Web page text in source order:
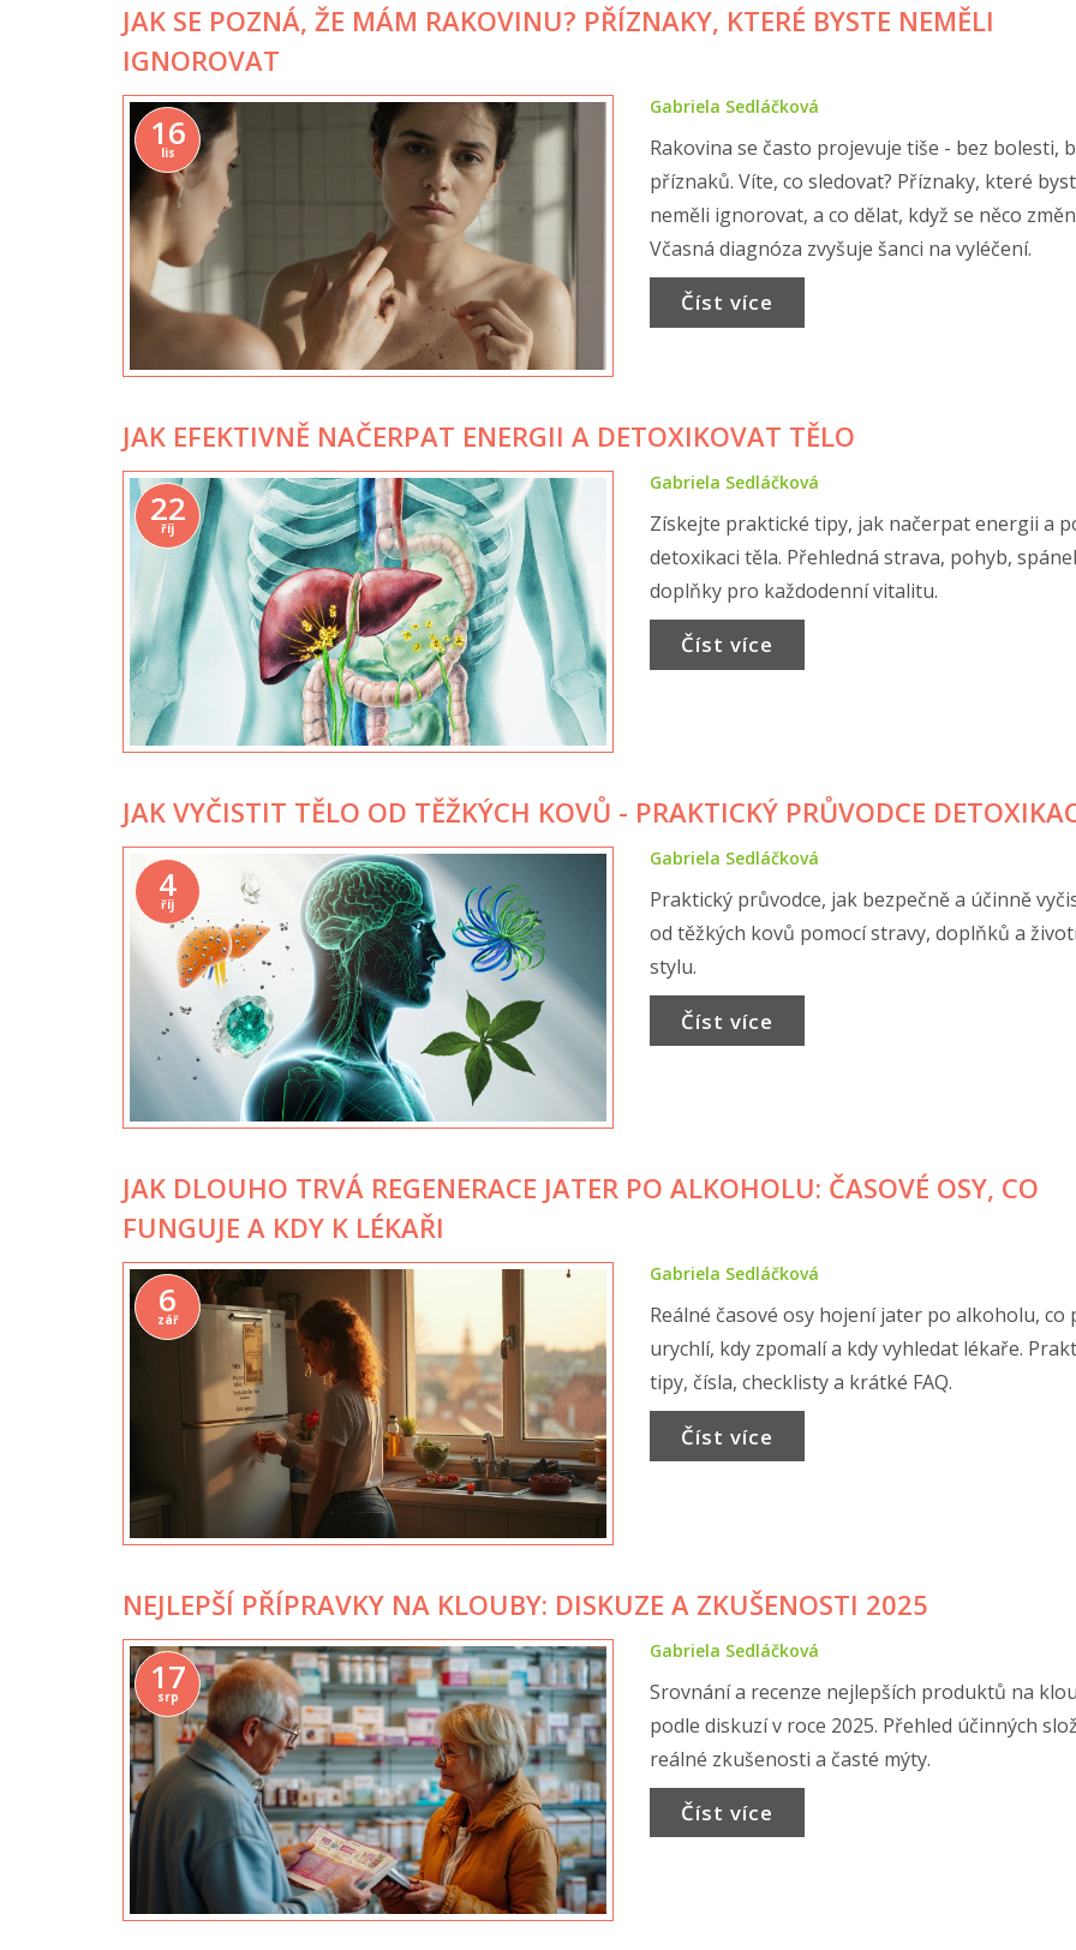
JAK SE POZNÁ, ŽE MÁM RAKOVINU? PŘÍZNAKY, KTERÉ BYSTE NEMĚLI
IGNOROVAT
16
lis
Gabriela Sedláčková
Rakovina se často projevuje tiše - bez bolesti,
příznaků. Víte, co sledovat? Příznaky, které
neměli ignorovat, a co dělat, když se něco
Včasná diagnóza zvyšuje šanci na vyléčení.
Číst více
JAK EFEKTIVNĚ NAČERPAT ENERGII A DETOXIKOVAT TĚLO
22
říj
Gabriela Sedláčková
Získejte praktické tipy, jak načerpat energii a
detoxikaci těla. Přehledná strava, pohyb,
doplňky pro každodenní vitalitu.
Číst více
JAK VYČISTIT TĚLO OD TĚŽKÝCH KOVŮ - PRAKTICKÝ PRŮVODCE
4
říj
Gabriela Sedláčková
Praktický průvodce, jak bezpečně a účinně
od těžkých kovů pomocí stravy, doplňků a
stylu.
Číst více
JAK DLOUHO TRVÁ REGENERACE JATER PO ALKOHOLU: ČASOVÉ OSY, CO
FUNGUJE A KDY K LÉKAŘI
6
zář
Gabriela Sedláčková
Reálné časové osy hojení jater po alkoholu, co
urychlí, kdy zpomalí a kdy vyhledat lékaře.
tipy, čísla, checklisty a krátké FAQ.
Číst více
NEJLEPŠÍ PŘÍPRAVKY NA KLOUBY: DISKUZE A ZKUŠENOSTI 2025
17
srp
Gabriela Sedláčková
Srovnání a recenze nejlepších produktů na
podle diskuzí v roce 2025. Přehled účinných
reálné zkušenosti a časté mýty.
Číst více